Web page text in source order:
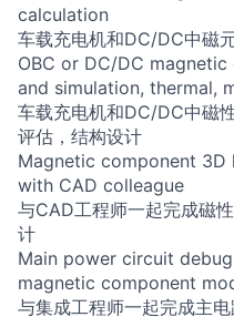
calculation
车载充电机和DC/DC中磁
OBC or DC/DC
and simulation, thermal,
车载充电机和DC/DC中磁
评估，结构设计
Magnetic component
with CAD colleague
与CAD工程师一起完成磁
计
Main power circuit
magnetic component
与集成工程师一起完成主